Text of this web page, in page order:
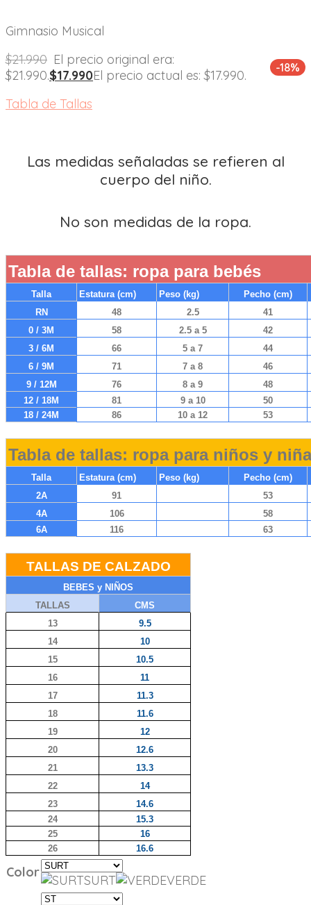
Gimnasio Musical
$21.990 El precio original era:
$21.990.$17.990El precio actual es: $17.990. -18%
Tabla de Tallas
Las medidas señaladas se refieren al
cuerpo del niño.
No son medidas de la ropa.
Tabla de tallas: ropa para bebés
Talla Estatura (cm) Peso (kg)
Pecho (cm)
RN
48 2.5
41
0 / 3M
58 2.5 a 5
42
3 / 6M
66 5 a 7
44
6 / 9M
71 7 a 8
46
9 / 12M
76 8 a 9
48
12 / 18M
81 9 a 10
50
18 / 24M
86 10 a 12 53
Tabla de tallas: ropa para niños y
Talla Estatura (cm) Peso (kg)
Pecho (cm)
2A
91
53
4A
106
58
6A
116 63
TALLAS DE CALZADO
BEBES y NIÑOS
TALLAS
CMS
13
9.5
14
10
15
10.5
16
11
17
11.3
18
11.6
19
12
20
12.6
21
13.3
22
14
23
14.6
24
15.3
25
16
26
16.6
Color
SURT VERDE